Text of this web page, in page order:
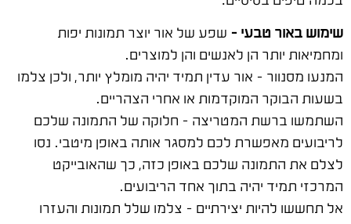
שימוש באור טבעי – שפע של אור יוצר תמונות יפות
ומחמיאות יותר הן לאנשים והן למוצרים.
המנעו מסנוור – אור עדין תמיד יהיה מומלץ יותר, ולכן צלמו
בשעות הבוקר המוקדמות או אחרי הצהריים.
השתמשו ברשת המטריצה – חלוקה של התמונה שלכם
לריבועים מאפשרת לכם למסגר אותה באופן מיטבי. נסו
לצלם את התמונה שלכם באופן כזה, כך שהאובייקט
המרכזי תמיד יהיה בתוך אחד הריבועים.
אל תחששו להיות יצירתיים – צלמו שלל תמונות והעזרו